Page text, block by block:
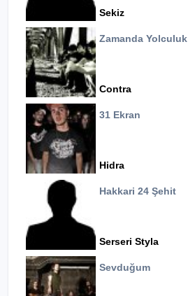
Sekiz
Zamanda Yolculuk
Contra
31 Ekran
Hidra
Hakkari 24 Şehit
Serseri Styla
Sevduğum